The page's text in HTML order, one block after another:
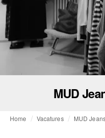
MUD
Home Vacatures MUD